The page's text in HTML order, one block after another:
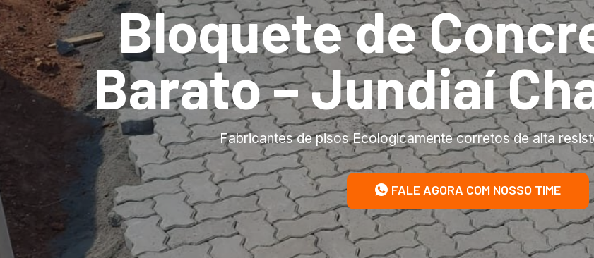
Bloquete de
Barato – Jundiaí
Fabricantes de pisos Ecologicamente corretos de alta
FALE AGORA COM NOSSO TIME